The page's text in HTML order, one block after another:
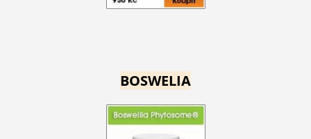
BOSWELIA